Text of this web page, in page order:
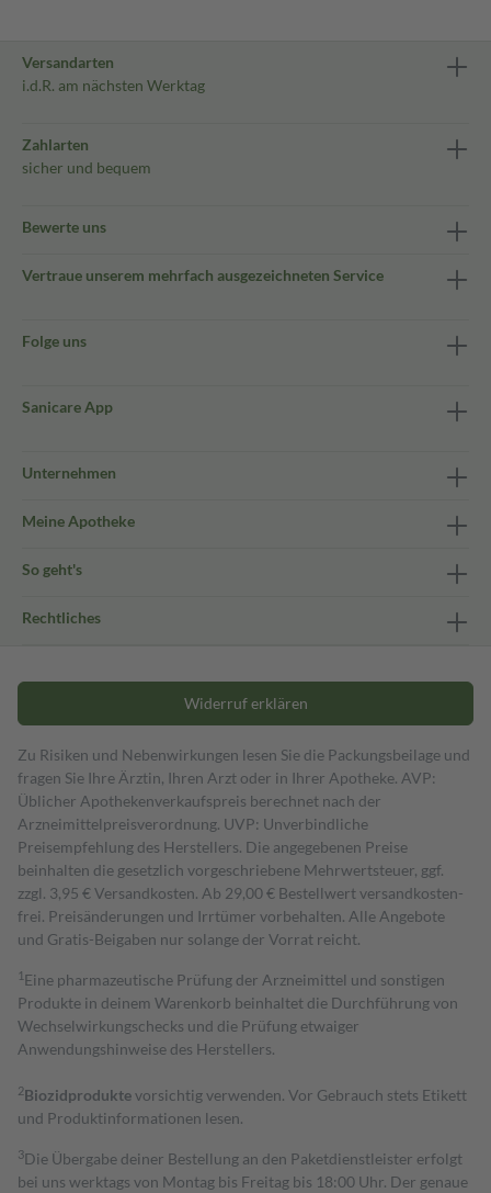
Versandarten
i.d.R. am nächsten Werktag
Zahlarten
sicher und bequem
Bewerte uns
Vertraue unserem mehrfach ausgezeichneten Service
Folge uns
Sanicare App
Unternehmen
Meine Apotheke
So geht's
Rechtliches
Widerruf erklären
Zu Risiken und Nebenwirkungen lesen Sie die Packungsbeilage und
fragen Sie Ihre Ärztin, Ihren Arzt oder in Ihrer Apotheke. AVP:
Üblicher Apothekenverkaufspreis berechnet nach der
Arzneimittelpreisverordnung. UVP: Unverbindliche
Preisempfehlung des Herstellers. Die angegebenen Preise
beinhalten die gesetzlich vorgeschriebene Mehrwertsteuer, ggf.
zzgl. 3,95 € Versandkosten. Ab 29,00 € Bestell­wert versand­kosten­
frei. Preisänderungen und Irrtümer vorbehalten. Alle Angebote
und Gratis-Beigaben nur solange der Vorrat reicht.
1 Eine pharmazeutische Prüfung der Arzneimittel und sonstigen
Produkte in deinem Warenkorb beinhaltet die Durchführung von
Wechselwirkungschecks und die Prüfung etwaiger
Anwendungshinweise des Herstellers.
2Biozidproduktevorsichtig verwenden. Vor Gebrauch stets Etikett
und Produktinformationen lesen.
3Die Übergabe deiner Bestellung an den Paketdienstleister erfolgt
bei uns werktags von Montag bis Freitag bis 18:00 Uhr. Der genaue